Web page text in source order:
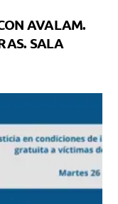
AVALAM.
SALA